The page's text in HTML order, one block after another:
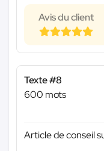
Avis du client
Texte #8
600 mots
Article de conseil